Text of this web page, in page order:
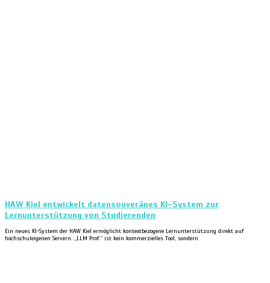
HAW Kiel entwickelt datensouveränes KI-System zur
Lernunterstützung von Studierenden
Ein neues KI-System der HAW Kiel ermöglicht kontextbezogene Lernunterstützung direkt auf
hochschuleigenen Servern. „LLM Prof.“ ist kein kommerzielles Tool, sondern